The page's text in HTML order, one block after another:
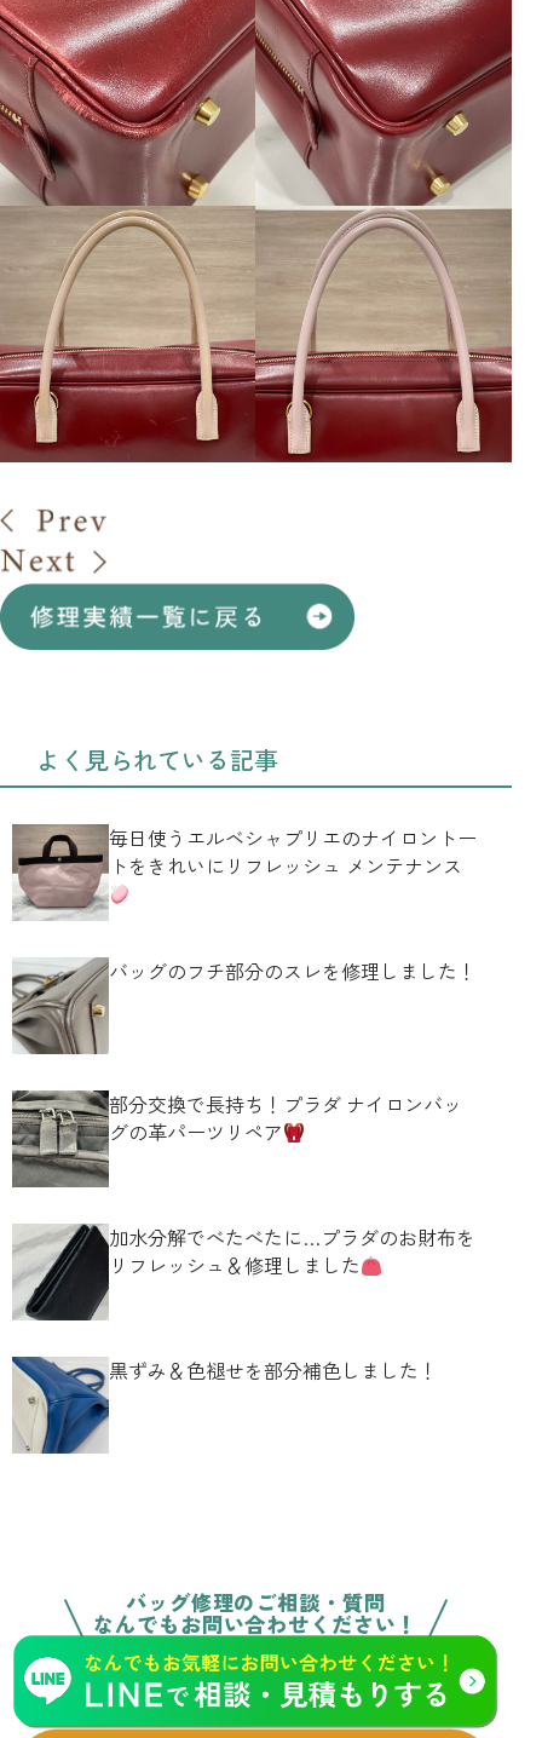
よく見られている記事
毎日使うエルベシャプリエのナイロントー
トをきれいにリフレッシュ メンテナンス
バッグのフチ部分のスレを修理しました！
部分交換で長持ち！プラダ ナイロンバッ
グの革パーツリペア
加水分解でべたべたに…プラダのお財布を
リフレッシュ＆修理しました
黒ずみ＆色褪せを部分補色しました！
バッグ修理のご相談・質問
なんでもお問い合わせください！